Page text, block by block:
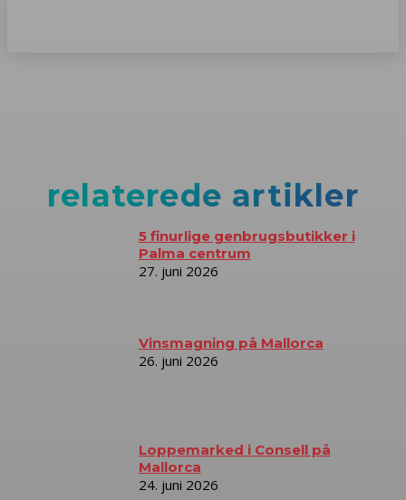
relaterede artikler
5 finurlige genbrugsbutikker i
Palma centrum
27. juni 2026
Vinsmagning på Mallorca
26. juni 2026
Loppemarked i Consell på
Mallorca
24. juni 2026